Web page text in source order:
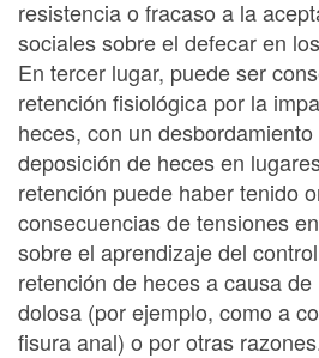
resistencia o fracaso a la
sociales sobre el defecar en
En tercer lugar, puede ser
retención fisiológica por la
heces, con un
deposición de heces en
retención puede haber tenido
consecuencias de tensiones
sobre el aprendizaje del
retención de heces a causa
dolosa (por ejemplo, como a
fisura anal) o por otras